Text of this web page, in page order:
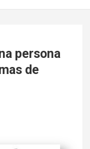
persona
de